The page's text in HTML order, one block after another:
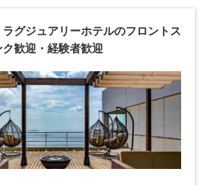
ラグジュアリーホテルのフロントス
歓迎・経験者歓迎